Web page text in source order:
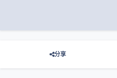
分享